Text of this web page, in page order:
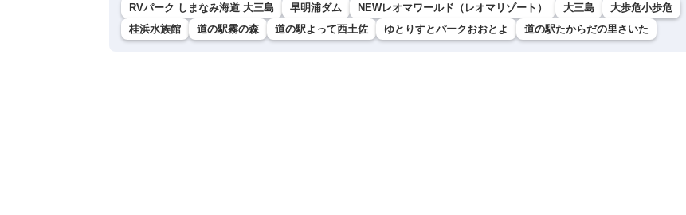
RVパーク しまなみ海道 大三島 早明浦ダム NEWレオマワールド（レオマリゾート） 大三島
大歩危小歩危
桂浜水族館
道の駅霧の森 道の駅よって西土佐 ゆとりすとパークおおとよ 道の駅たからだの里さいた